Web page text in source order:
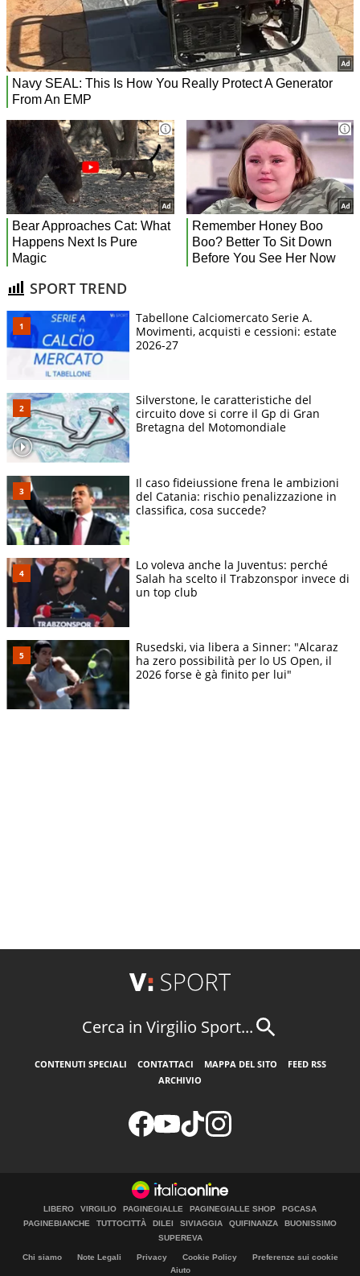
SPORT TREND
Tabellone Calciomercato Serie A.
Movimenti, acquisti e cessioni: estate
2026-27
Silverstone, le caratteristiche del
circuito dove si corre il Gp di Gran
Bretagna del Motomondiale
Il caso fideiussione frena le ambizioni
del Catania: rischio penalizzazione in
classifica, cosa succede?
Lo voleva anche la Juventus: perché
Salah ha scelto il Trabzonspor invece di
un top club
Rusedski, via libera a Sinner: "Alcaraz
ha zero possibilità per lo US Open, il
2026 forse è gà finito per lui"
Cerca in Virgilio Sport...
CONTENUTI SPECIALI CONTATTACI MAPPA DEL SITO
FEED RSS
ARCHIVIO
LIBERO VIRGILIO PAGINEGIALLE PAGINEGIALLE SHOP
PGCASA
PAGINEBIANCHE
TUTTOCITTÀ DILEI SIVIAGGIA QUIFINANZA
BUONISSIMO
SUPEREVA
Chi siamo Note Legali Privacy Cookie Policy
Preferenze sui cookie
Aiuto